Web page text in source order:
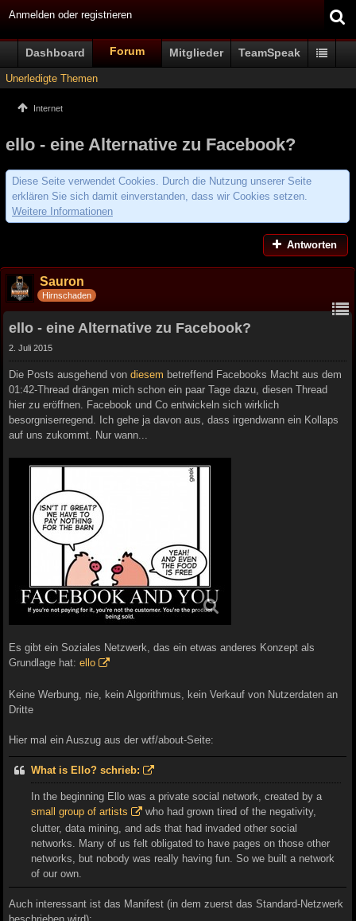
Anmelden oder registrieren
Dashboard Forum Mitglieder TeamSpeak
Unerledigte Themen
Internet
ello - eine Alternative zu Facebook?
Diese Seite verwendet Cookies. Durch die Nutzung unserer Seite
erklären Sie sich damit einverstanden, dass wir Cookies setzen.
Weitere Informationen
Antworten
Sauron
Hirnschaden
ello - eine Alternative zu Facebook?
2. Juli 2015
Die Posts ausgehend von diesem betreffend Facebooks Macht aus dem
01:42-Thread drängen mich schon ein paar Tage dazu, diesen Thread
hier zu eröffnen. Facebook und Co entwickeln sich wirklich
besorgniserregend. Ich gehe ja davon aus, dass irgendwann ein Kollaps
auf uns zukommt. Nur wann...
Es gibt ein Soziales Netzwerk, das ein etwas anderes Konzept als
Grundlage hat: ello
Keine Werbung, nie, kein Algorithmus, kein Verkauf von Nutzerdaten an
Dritte
Hier mal ein Auszug aus der wtf/about-Seite:
What is Ello? schrieb:
In the beginning Ello was a private social network, created by a
small group of artists
who had grown tired of the negativity,
clutter, data mining, and ads that had invaded other social
networks. Many of us felt obligated to have pages on those other
networks, but nobody was really having fun. So we built a network
of our own.
Auch interessant ist das Manifest (in dem zuerst das Standard-Netzwerk